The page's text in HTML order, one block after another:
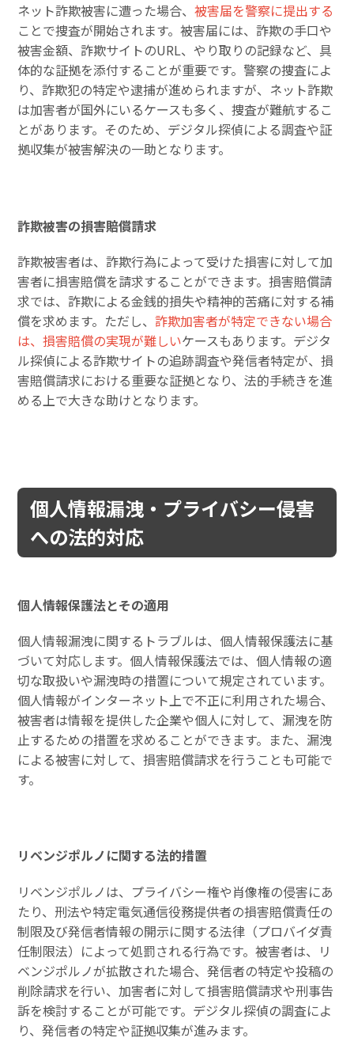
ネット詐欺被害に遭った場合、被害届を警察に提出する
ことで捜査が開始されます。被害届には、詐欺の手口や
被害金額、詐欺サイトのURL、やり取りの記録など、具
体的な証拠を添付することが重要です。警察の捜査によ
り、詐欺犯の特定や逮捕が進められますが、ネット詐欺
は加害者が国外にいるケースも多く、捜査が難航するこ
とがあります。そのため、デジタル探偵による調査や証
拠収集が被害解決の一助となります。
詐欺被害の損害賠償請求
詐欺被害者は、詐欺行為によって受けた損害に対して加
害者に損害賠償を請求することができます。損害賠償請
求では、詐欺による金銭的損失や精神的苦痛に対する補
償を求めます。ただし、詐欺加害者が特定できない場合
は、損害賠償の実現が難しいケースもあります。デジタ
ル探偵による詐欺サイトの追跡調査や発信者特定が、損
害賠償請求における重要な証拠となり、法的手続きを進
める上で大きな助けとなります。
個人情報漏洩・プライバシー侵害
への法的対応
個人情報保護法とその適用
個人情報漏洩に関するトラブルは、個人情報保護法に基
づいて対応します。個人情報保護法では、個人情報の適
切な取扱いや漏洩時の措置について規定されています。
個人情報がインターネット上で不正に利用された場合、
被害者は情報を提供した企業や個人に対して、漏洩を防
止するための措置を求めることができます。また、漏洩
による被害に対して、損害賠償請求を行うことも可能で
す。
リベンジポルノに関する法的措置
リベンジポルノは、プライバシー権や肖像権の侵害にあ
たり、刑法や特定電気通信役務提供者の損害賠償責任の
制限及び発信者情報の開示に関する法律（プロバイダ責
任制限法）によって処罰される行為です。被害者は、リ
ベンジポルノが拡散された場合、発信者の特定や投稿の
削除請求を行い、加害者に対して損害賠償請求や刑事告
訴を検討することが可能です。デジタル探偵の調査によ
り、発信者の特定や証拠収集が進みます。